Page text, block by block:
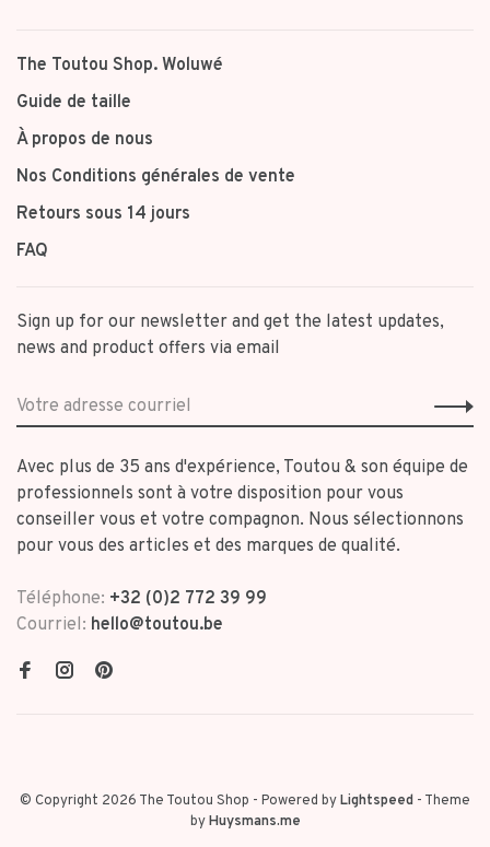
The Toutou Shop. Woluwé
Guide de taille
À propos de nous
Nos Conditions générales de vente
Retours sous 14 jours
FAQ
Sign up for our newsletter and get the latest updates,
news and product offers via email
Avec plus de 35 ans d'expérience, Toutou & son équipe de
professionnels sont à votre disposition pour vous
conseiller vous et votre compagnon. Nous sélectionnons
pour vous des articles et des marques de qualité.
Téléphone: +32 (0)2 772 39 99
Courriel: hello@toutou.be
© Copyright 2026 The Toutou Shop - Powered byLightspeed - Theme
byHuysmans.me